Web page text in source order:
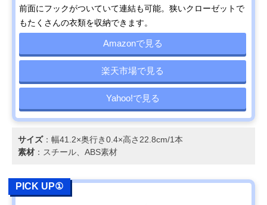
前面にフックがついていて連結も可能。狭いクローゼットで
もたくさんの衣類を収納できます。
Amazonで見る
楽天市場で見る
Yahoo!で見る
サイズ：幅41.2×奥行き0.4×高さ22.8cm/1本
素材 ：スチール、ABS素材
PICK UP①